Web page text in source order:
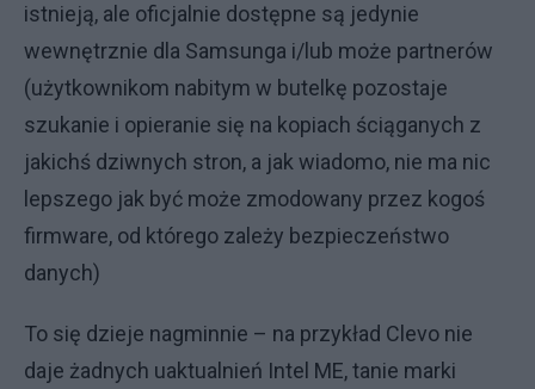
istnieją, ale oficjalnie dostępne są jedynie
wewnętrznie dla Samsunga i/lub może partnerów
(użytkownikom nabitym w butelkę pozostaje
szukanie i opieranie się na kopiach ściąganych z
jakichś dziwnych stron, a jak wiadomo, nie ma nic
lepszego jak być może zmodowany przez kogoś
firmware, od którego zależy bezpieczeństwo
danych)
To się dzieje nagminnie – na przykład Clevo nie
daje żadnych uaktualnień Intel ME, tanie marki